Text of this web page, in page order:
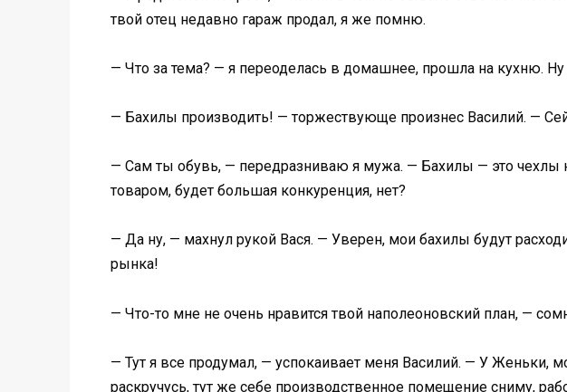
твой отец недавно гараж продал, я же помню.
— Что за тема? — я переоделась в домашнее, прошла на кухню. Ну
— Бахилы производить! — торжествующе произнес Василий. —
— Сам ты обувь, — передразниваю я мужа. — Бахилы — это чехлы
товаром, будет большая конкуренция, нет?
— Да ну, — махнул рукой Вася. — Уверен, мои бахилы будут
рынка!
— Что-то мне не очень нравится твой наполеоновский план, —
— Тут я все продумал, — успокаивает меня Василий. — У Женьки,
раскручусь, тут же себе производственное помещение сниму,